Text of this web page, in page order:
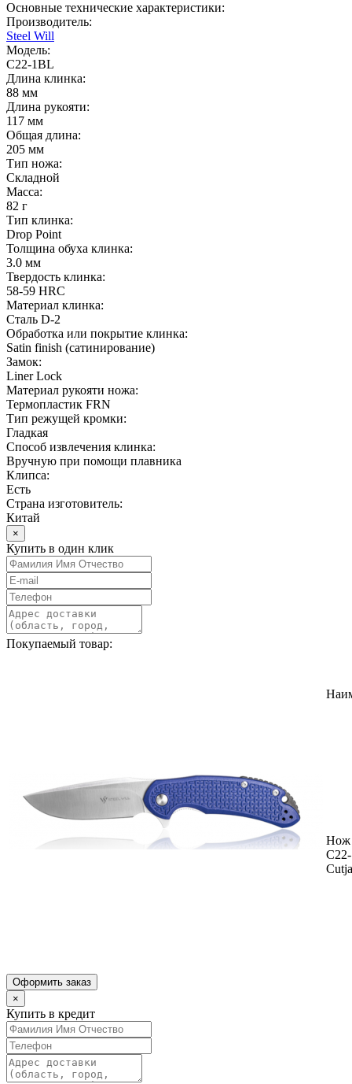
Основные технические характеристики:
Производитель:
Steel Will
Модель:
C22-1BL
Длина клинка:
88 мм
Длина рукояти:
117 мм
Общая длина:
205 мм
Тип ножа:
Складной
Масса:
82 г
Тип клинка:
Drop Point
Толщина обуха клинка:
3.0 мм
Твердость клинка:
58-59 HRC
Материал клинка:
Сталь D-2
Обработка или покрытие клинка:
Satin finish (cатинирование)
Замок:
Liner Lock
Материал рукояти ножа:
Термопластик FRN
Тип режущей кромки:
Гладкая
Способ извлечения клинка:
Вручную при помощи плавника
Клипса:
Есть
Страна изготовитель:
Китай
×
Купить в один клик
Покупаемый товар:
Нож
Оформить заказ
×
Купить в кредит